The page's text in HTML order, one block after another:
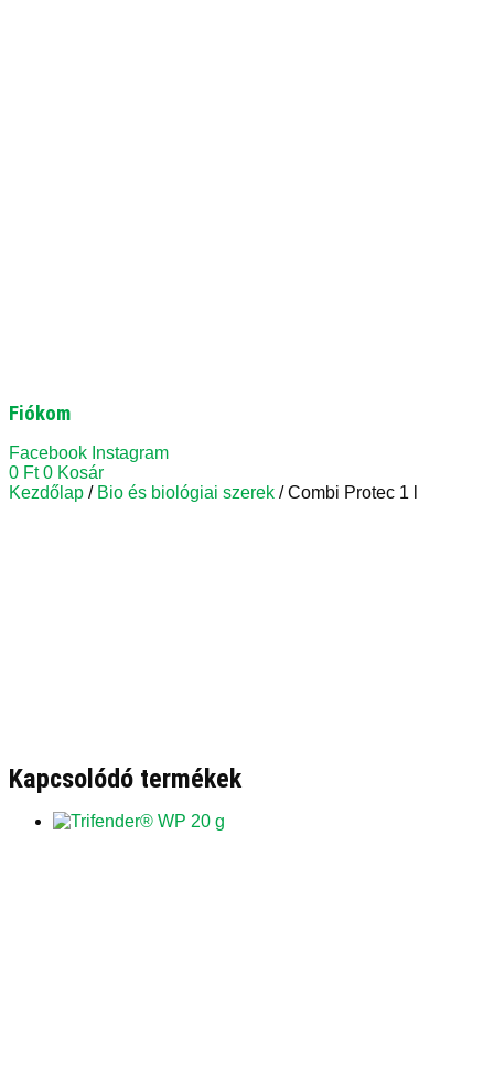
Fiókom
Facebook Instagram
0 Ft 0 Kosár
Kezdőlap / Bio és biológiai szerek / Combi Protec 1 l
Kapcsolódó termékek